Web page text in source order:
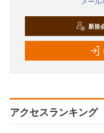
新規
アクセスランキング